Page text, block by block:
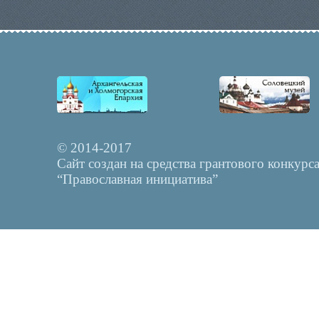
© 2014-2017
Сайт создан на средства грантового конкурса
“Православная инициатива”